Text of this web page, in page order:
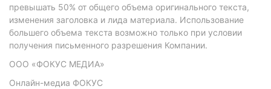
превышать 50% от общего объема оригинального текста,
изменения заголовка и лида материала. Использование
большего объема текста возможно только при условии
получения письменного разрешения Компании.
ООО «ФОКУС МЕДИА»
Онлайн-медиа ФОКУС